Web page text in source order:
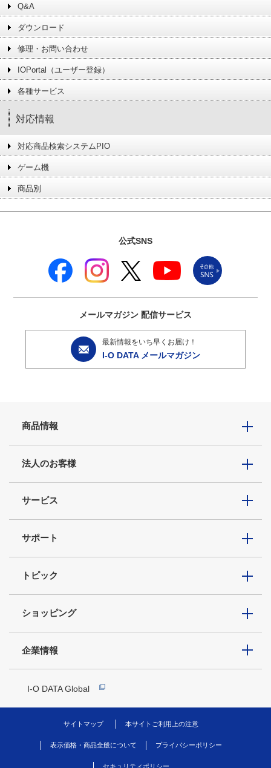
Q&A
ダウンロード
修理・お問い合わせ
IOPortal（ユーザー登録）
各種サービス
対応情報
対応商品検索システムPIO
ゲーム機
商品別
公式SNS
メールマガジン 配信サービス
最新情報をいち早くお届け！
I-O DATA メールマガジン
商品情報
法人のお客様
サービス
サポート
トピック
ショッピング
企業情報
I-O DATA Global
サイトマップ 本サイトご利用上の注意
表示価格・商品全般について プライバシーポリシー
セキュリティポリシー